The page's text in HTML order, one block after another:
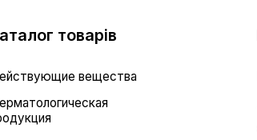
товарів
вещества